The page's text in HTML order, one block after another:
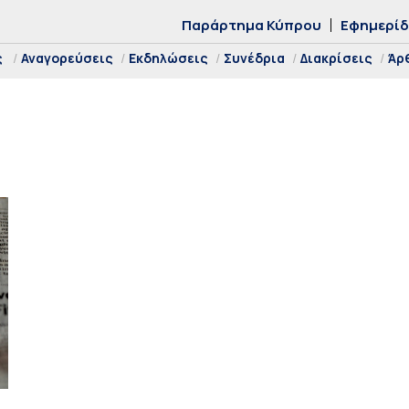
Παράρτημα Κύπρου
Αναγορεύσεις Εκδηλώσεις Συνέδρια Διακρίσεις